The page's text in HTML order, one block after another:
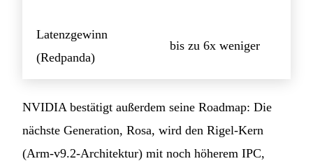
Latenzgewinn
(Redpanda)
bis zu 6x weniger
NVIDIA bestätigt außerdem seine Roadmap: Die
nächste Generation, Rosa, wird den Rigel-Kern
(Arm-v9.2-Architektur) mit noch höherem IPC,